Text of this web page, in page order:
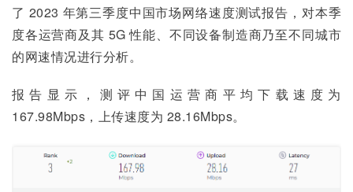
了 2023 年第三季度中国市场网络速度测试报告，对本季
度各运营商及其 5G 性能、不同设备制造商乃至不同城市
的网速情况进行分析。
报告显示，测评中国运营商平均下载速度为
167.98Mbps，上传速度为 28.16Mbps。